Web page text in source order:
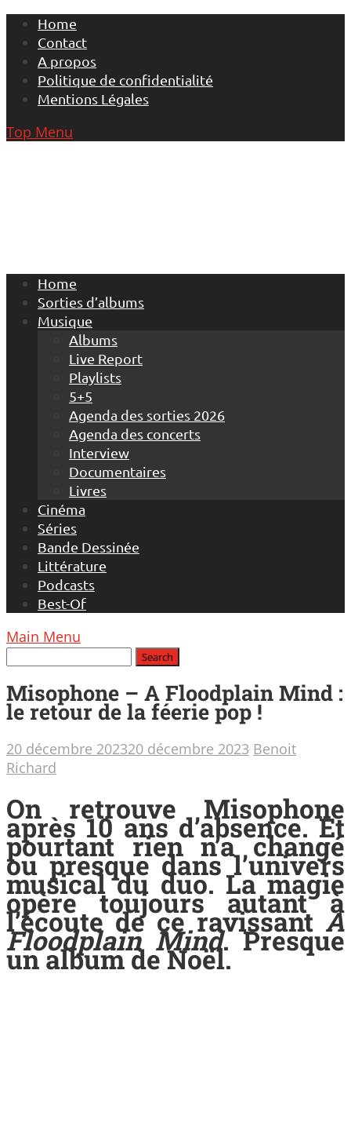
Skip
content
Home
Contact
A propos
Politique de confidentialité
Mentions Légales
Top Menu
Home
Sorties d’albums
Musique
Albums
Live Report
Playlists
5+5
Agenda des sorties 2026
Agenda des concerts
Interview
Documentaires
Livres
Cinéma
Séries
Bande Dessinée
Littérature
Podcasts
Best-Of
Main Menu
Misophone – A Floodplain Mind :
le retour de la féerie pop !
20 décembre 202320 décembre 2023 Benoit
Richard
On retrouve Misophone
après 10 ans d’absence. Et
pourtant rien n’a changé
ou presque dans l’univers
musical du duo. La magie
opère toujours autant à
l’écoute de ce ravissant A
Floodplain Mind. Presque
un album de Noël.